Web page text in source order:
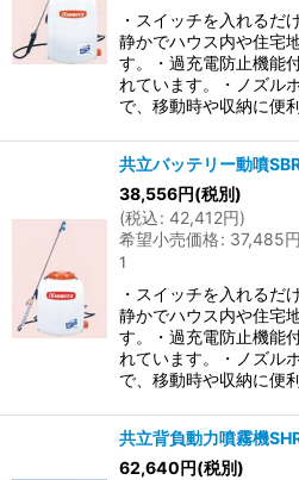
・スイッチを入れるだ
静かでハウス内や住宅
す。・過充電防止機能
れています。・ノズル
で、移動時や収納に便
共立バッテリー動噴
38,556円(税別)
(税込: 42,412円)
希望小売価格: 37,485円
1
・スイッチを入れるだ
静かでハウス内や住宅
す。・過充電防止機能
れています。・ノズル
で、移動時や収納に便
共立背負動力噴霧機
62,640円(税別)